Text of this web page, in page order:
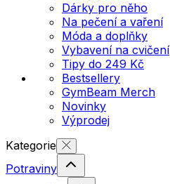
Dárky pro něho
Na pečení a vaření
Móda a doplňky
Vybavení na cvičení
Tipy do 249 Kč
Bestsellery
GymBeam Merch
Novinky
Výprodej
Kategorie
Potraviny